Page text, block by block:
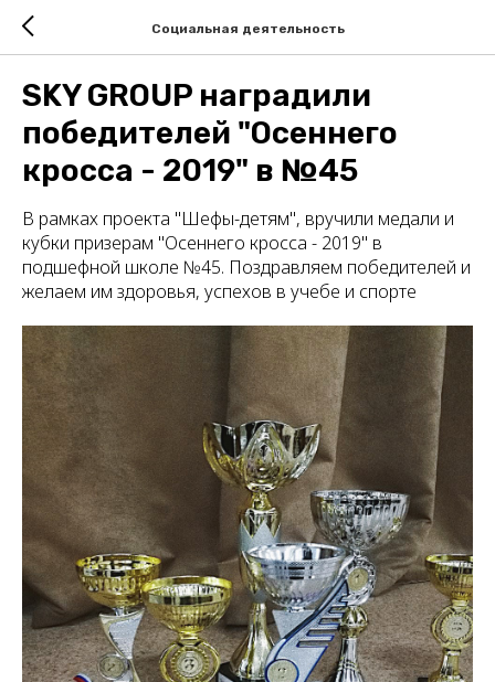
Социальная деятельность
SKY GROUP наградили
победителей "Осеннего
кросса - 2019" в №45
В рамках проекта "Шефы-детям", вручили медали и
кубки призерам "Осеннего кросса - 2019" в
подшефной школе №45. Поздравляем победителей и
желаем им здоровья, успехов в учебе и спорте